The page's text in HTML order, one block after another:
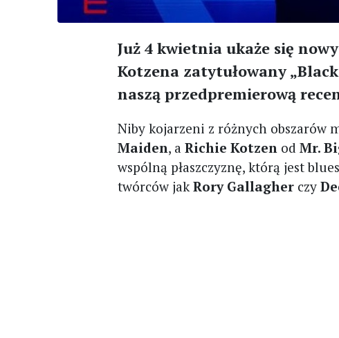
Już 4 kwietnia ukaże się
Kotzena zatytułowany
naszą przedpremierową
Niby kojarzeni z różnych obszarów
Maiden, a Richie Kotzen odMr.
wspólną płaszczyznę, którą jest
twórców jakRory Gallagher czy